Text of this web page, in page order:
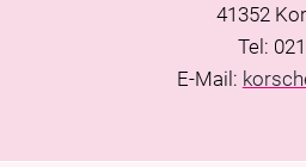
41352
Tel:
E-Mail: